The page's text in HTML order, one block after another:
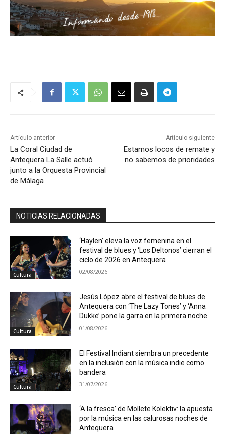
Artículo anterior
La Coral Ciudad de
Antequera La Salle actuó
junto a la Orquesta Provincial
de Málaga
Artículo siguiente
Estamos locos de remate y
no sabemos de prioridades
NOTICIAS RELACIONADAS
Cultura
‘Haylen’ eleva la voz femenina en el
festival de blues y ‘Los Deltonos’ cierran el
ciclo de 2026 en Antequera
02/08/2026
Cultura
Jesús López abre el festival de blues de
Antequera con ‘The Lazy Tones’ y ‘Anna
Dukke’ pone la garra en la primera noche
01/08/2026
Cultura
El Festival Indiant siembra un precedente
en la inclusión con la música indie como
bandera
31/07/2026
‘A la fresca’ de Mollete Kolektiv: la apuesta
por la música en las calurosas noches de
Antequera